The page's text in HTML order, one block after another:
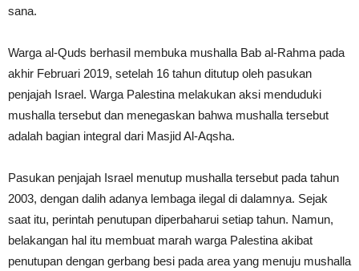
sana.
Warga al-Quds berhasil membuka mushalla Bab al-Rahma pada
akhir Februari 2019, setelah 16 tahun ditutup oleh pasukan
penjajah Israel. Warga Palestina melakukan aksi menduduki
mushalla tersebut dan menegaskan bahwa mushalla tersebut
adalah bagian integral dari Masjid Al-Aqsha.
Pasukan penjajah Israel menutup mushalla tersebut pada tahun
2003, dengan dalih adanya lembaga ilegal di dalamnya. Sejak
saat itu, perintah penutupan diperbaharui setiap tahun. Namun,
belakangan hal itu membuat marah warga Palestina akibat
penutupan dengan gerbang besi pada area yang menuju mushalla